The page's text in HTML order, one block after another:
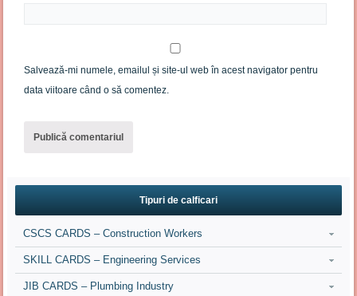
Salvează-mi numele, emailul și site-ul web în acest navigator pentru
data viitoare când o să comentez.
Tipuri de calficari
CSCS CARDS – Construction Workers
SKILL CARDS – Engineering Services
JIB CARDS – Plumbing Industry